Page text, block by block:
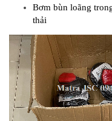
Bơm bùn loãng
thải